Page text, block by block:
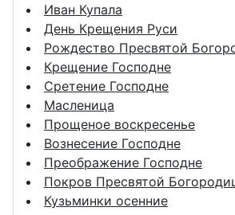
Иван Купала
День Крещения Руси
Рождество Пресвятой
Крещение Господне
Сретение Господне
Масленица
Прощеное воскресенье
Вознесение Господне
Преображение Господне
Покров Пресвятой
Кузьминки осенние